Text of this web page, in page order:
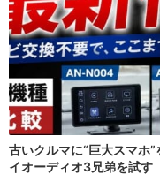
古いクルマに“巨大スマホ
イオーディオ3兄弟を試す